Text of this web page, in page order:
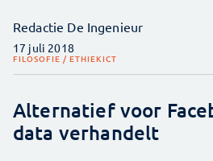
Redactie De Ingenieur
17 juli 2018
FILOSOFIE / ETHIEKICT
Alternatief voor
data verhandelt